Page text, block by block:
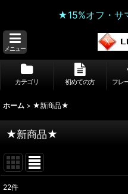
★15%オフ・サ
メニュー
カテゴリ 初めての方 フレ
ホーム > ★新商品★
★新商品★
22件